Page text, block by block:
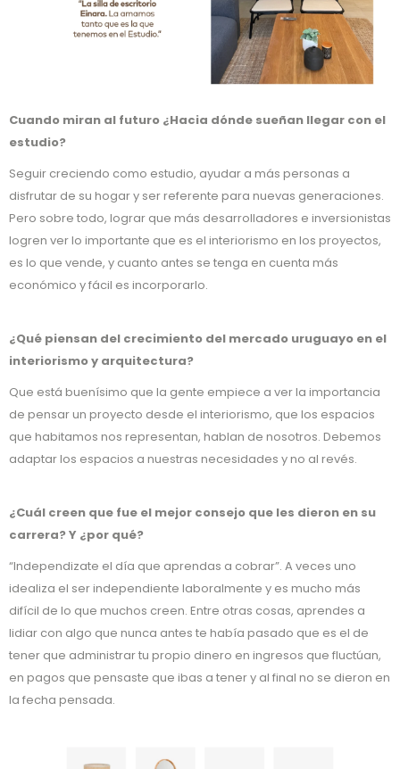
Cuando miran al futuro ¿Hacia dónde sueñan llegar con el
estudio?
Seguir creciendo como estudio, ayudar a más personas a
disfrutar de su hogar y ser referente para nuevas generaciones.
Pero sobre todo, lograr que más desarrolladores e inversionistas
logren ver lo importante que es el interiorismo en los proyectos,
es lo que vende, y cuanto antes se tenga en cuenta más
económico y fácil es incorporarlo.
¿Qué piensan del crecimiento del mercado uruguayo en el
interiorismo y arquitectura?
Que está buenísimo que la gente empiece a ver la importancia
de pensar un proyecto desde el interiorismo, que los espacios
que habitamos nos representan, hablan de nosotros. Debemos
adaptar los espacios a nuestras necesidades y no al revés.
¿Cuál creen que fue el mejor consejo que les dieron en su
carrera? Y ¿por qué?
“Independizate el día que aprendas a cobrar”. A veces uno
idealiza el ser independiente laboralmente y es mucho más
difícil de lo que muchos creen. Entre otras cosas, aprendes a
lidiar con algo que nunca antes te había pasado que es el de
tener que administrar tu propio dinero en ingresos que fluctúan,
en pagos que pensaste que ibas a tener y al final no se dieron en
la fecha pensada.